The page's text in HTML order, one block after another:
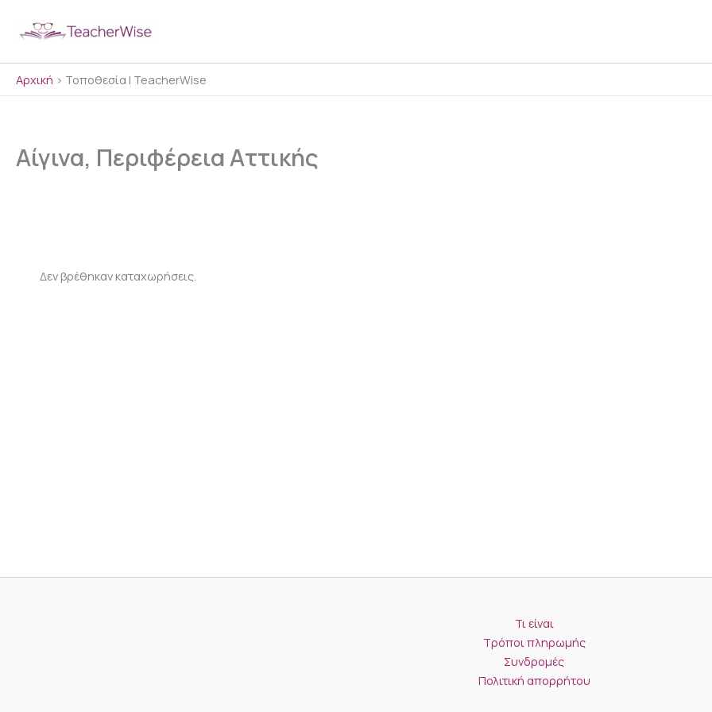
Αρχική > Τοποθεσία | TeacherWise
Αίγινα, Περιφέρεια Αττικής
Δεν βρέθηκαν καταχωρήσεις.
Τι είναι
Τρόποι πληρωμής
Συνδρομές
Πολιτική απορρήτου